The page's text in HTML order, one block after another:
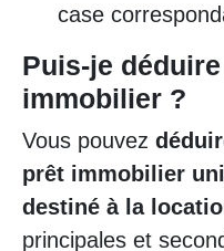
case
Puis-je
immobilier ?
Vous pouvez
prêt immobilier
destiné à la
principales et